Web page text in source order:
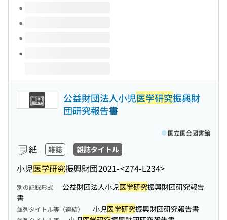
公益財団法人小児医学研究振興財
団研究報告書
紙 雑誌 雑誌タイトル
小児医学研究振興財団2021-<Z74-L234>
国立国会図書館
別の記録形式 公益財団法人小児医学研究振興財団研究報告
書
並列タイトル等（連結） 小児医学研究振興財団研究報告書